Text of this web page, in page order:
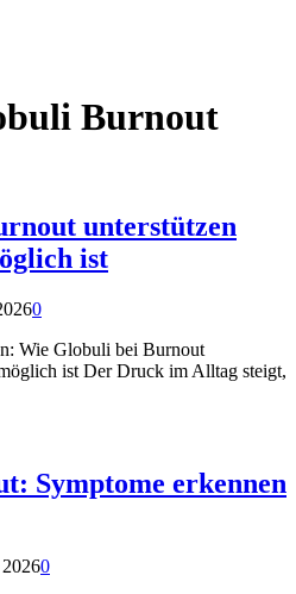
Burnout
unterstützen
ist
0
Wie Globuli bei Burnout
ist Der Druck im Alltag steigt,
Symptome erkennen
0